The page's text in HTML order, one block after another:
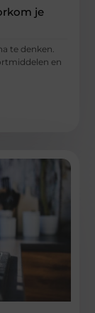
je
te denken.
en